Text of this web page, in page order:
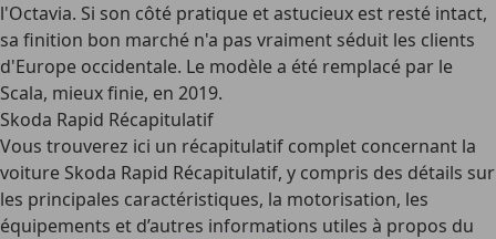
l'Octavia. Si son côté pratique et astucieux est resté intact,
sa finition bon marché n'a pas vraiment séduit les clients
d'Europe occidentale. Le modèle a été remplacé par le
Scala, mieux finie, en 2019.
Skoda Rapid Récapitulatif
Vous trouverez ici un récapitulatif complet concernant la
voiture Skoda Rapid Récapitulatif, y compris des détails sur
les principales caractéristiques, la motorisation, les
équipements et d’autres informations utiles à propos du